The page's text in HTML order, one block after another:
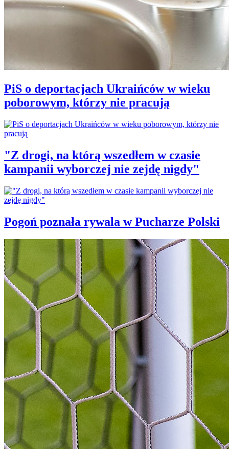
PiS o deportacjach Ukraińców w wieku
poborowym, którzy nie pracują
"Z drogi, na którą wszedłem w czasie
kampanii wyborczej nie zejdę nigdy"
Pogoń poznała rywala w Pucharze Polski